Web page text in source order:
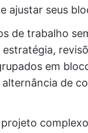
ajustar seus
de trabalho
em
alternância de